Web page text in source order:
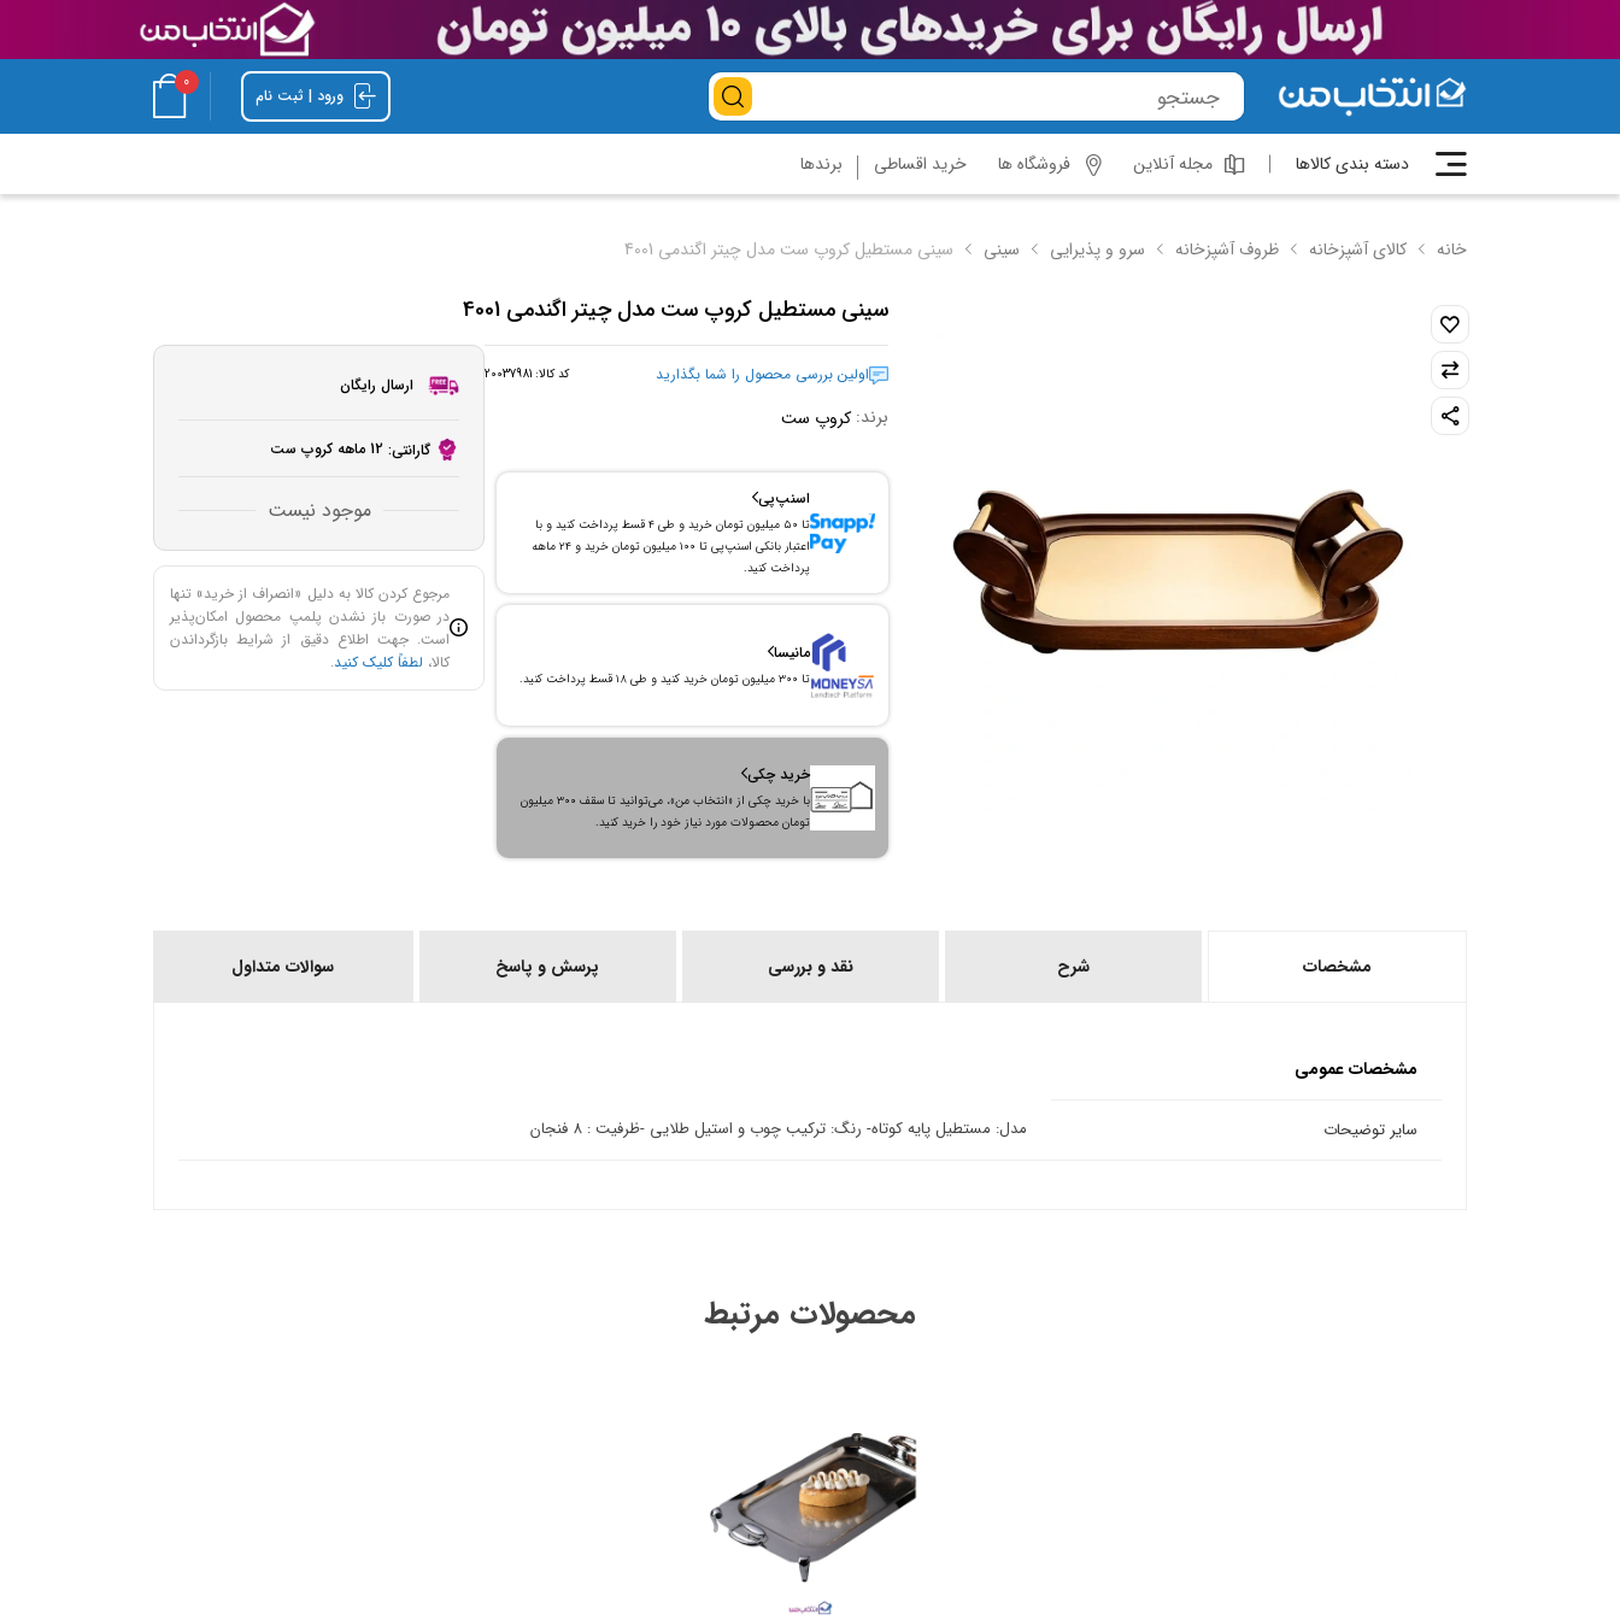
ورود | ثبت نام
0
دسته بندی کالاها مجله آنلاین فروشگاه ها خرید اقساطی برندها
خانه کالای آشپزخانه ظروف آشپزخانه سرو و پذیرایی سینی سینی مستطیل کروپ ست مدل چیتر اگندمی 4001
سینی مستطیل کروپ ست مدل چیتر اگندمی 4001
اولین بررسی محصول را شما بگذارید کد کالا: 20037981
برند: کروپ ست
اسنپ‌پی
تا ۵۰ میلیون تومان خرید و طی ۴ قسط پرداخت کنید و با
اعتبار بانکی اسنپ‌پی تا ۱۰۰ میلیون تومان خرید و ۲۴ ماهه
پرداخت کنید.
مانیسا
تا ۳۰۰ میلیون تومان خرید کنید و طی ۱۸ قسط پرداخت کنید.
خرید چکی
با خرید چکی از «انتخاب من»، می‌توانید تا سقف ۳۰۰ میلیون
تومان محصولات مورد نیاز خود را خرید کنید.
ارسال رایگان
گارانتی: 12 ماهه کروپ ست
موجود نیست
مرجوع کردن کالا به دلیل «انصراف از خرید» تنها
در صورت باز نشدن پلمپ محصول امکان‌پذیر
است. جهت اطلاع دقیق از شرایط بازگرداندن
کالا، لطفاً کلیک کنید.
مشخصات شرح نقد و بررسی پرسش و پاسخ سوالات متداول
مشخصات عمومی
سایر توضیحات مدل: مستطیل پایه کوتاه- رنگ: ترکیب چوب و استیل طلایی -ظرفیت : 8 فنجان
محصولات مرتبط